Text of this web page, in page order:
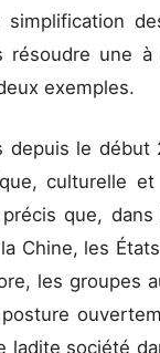
simplification
résoudre une
exemples.
depuis le
culturelle
que,
Chine, les
les groupes
ladite société